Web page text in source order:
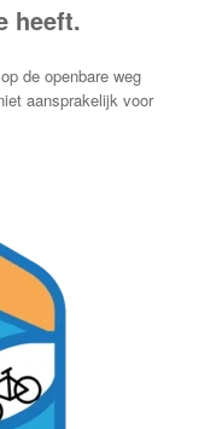
heeft.
de openbare weg
aansprakelijk voor